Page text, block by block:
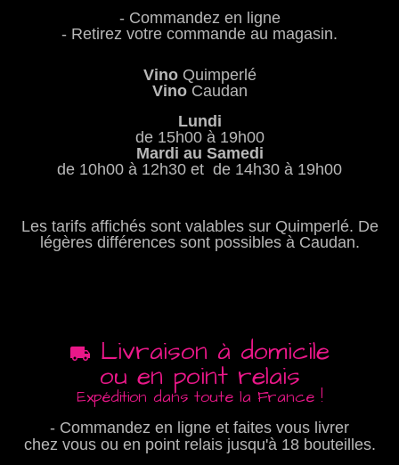
- Commandez en ligne
- Retirez votre commande au magasin.
VinoQuimperlé
VinoCaudan
Lundi
de 15h00 à 19h00
Mardi au Samedi
de 10h00 à 12h30 et de 14h30 à 19h00
Les tarifs affichés sont valables sur Quimperlé. De
légères différences sont possibles à Caudan.
Livraison à domicile
ou en point relais
Expédition dans toute la France !
- Commandez en ligne et faites vous livrer
chez vous ou en point relais jusqu'à 18 bouteilles.